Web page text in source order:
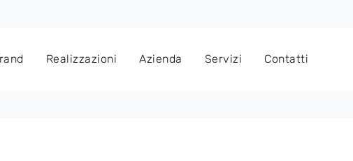
Realizzazioni Azienda Servizi Contatti